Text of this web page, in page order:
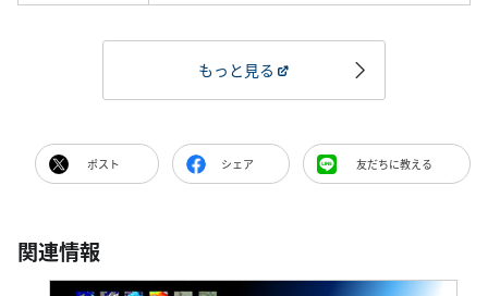
もっと見る
ポスト シェア 友だちに教える
関連情報